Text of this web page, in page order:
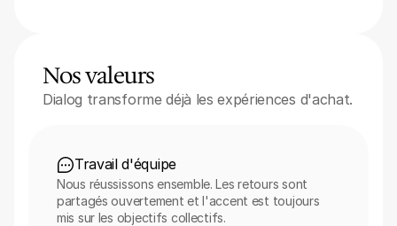
Nos valeurs
Dialog transforme déjà les expériences d'achat.
Travail d'équipe
Nous réussissons ensemble. Les retours sont
partagés ouvertement et l'accent est toujours
mis sur les objectifs collectifs.